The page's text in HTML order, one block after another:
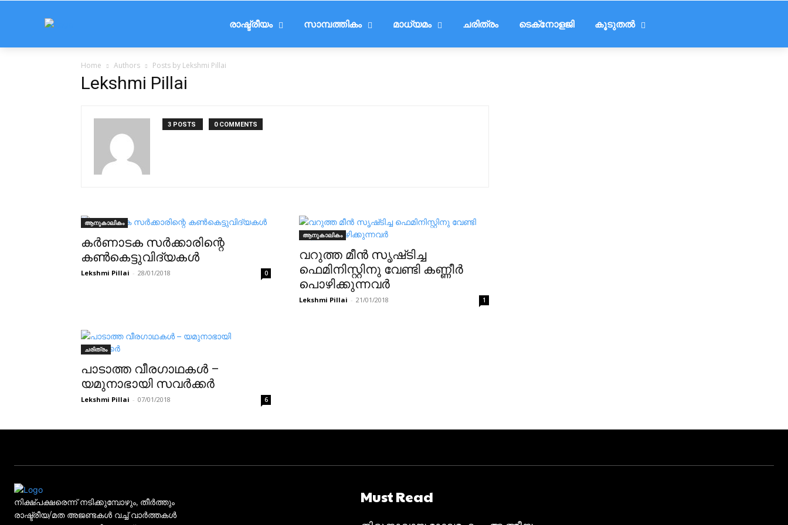
രാഷ്ട്രീയം സാമ്പത്തികം മാധ്യമം ചരിത്രം ടെക്‌നോളജി കൂടുതൽ
Home Authors Posts by Lekshmi Pillai
Lekshmi Pillai
3 POSTS 0 COMMENTS
ആനുകാലികം
കർണാടക സർക്കാരിന്റെ
കൺകെട്ടുവിദ്യകൾ
Lekshmi Pillai - 28/01/2018 0
ആനുകാലികം
വറുത്ത മീൻ സൃഷ്‌ടിച്ച
ഫെമിനിസ്റ്റിനു വേണ്ടി കണ്ണീർ
പൊഴിക്കുന്നവർ
Lekshmi Pillai - 21/01/2018 1
ചരിത്രം
പാടാത്ത വീരഗാഥകൾ –
യമുനാഭായി സവർക്കർ
Lekshmi Pillai - 07/01/2018 6
നിക്ഷ്പക്ഷരെന്ന് നടിക്കുമ്പോഴും, തീർത്തും
രാഷ്ട്രീയ/മത അജണ്ടകൾ വച്ച് വാർത്തകൾ
Must Read